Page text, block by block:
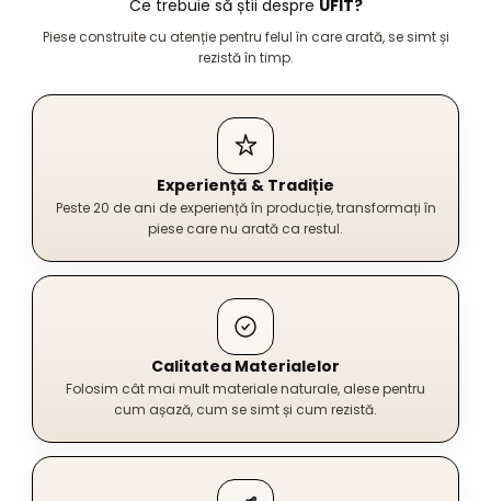
Ce trebuie să știi despre UFIT?
Piese construite cu atenție pentru felul în care arată, se simt și
rezistă în timp.
Experiență & Tradiție
Peste 20 de ani de experiență în producție, transformați în
piese care nu arată ca restul.
Calitatea Materialelor
Folosim cât mai mult materiale naturale, alese pentru
cum așază, cum se simt și cum rezistă.